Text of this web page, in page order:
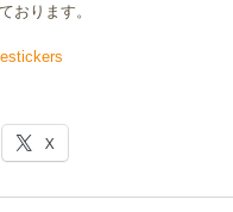
おります。
X